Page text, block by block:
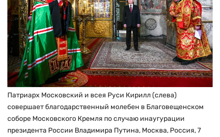
Патриарх Московский и всея Руси Кирилл (слева)
совершает благодарственный молебен в Благовещенском
соборе Московского Кремля по случаю инаугурации
президента России Владимира Путина, Москва, Россия, 7